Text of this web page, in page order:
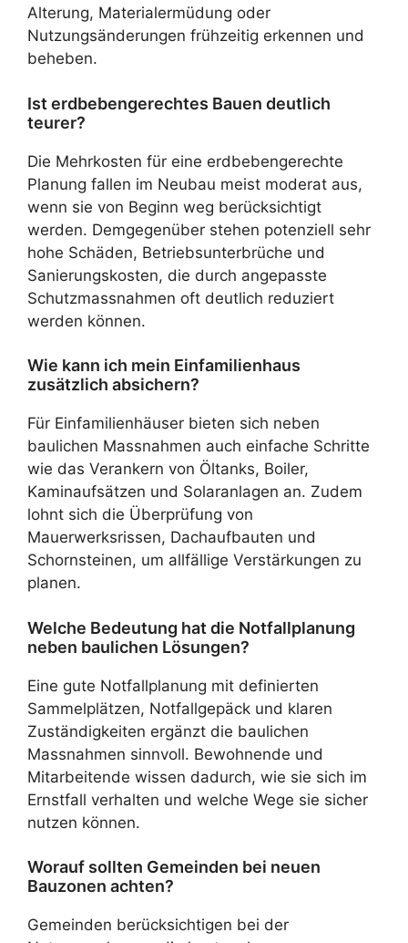
Alterung, Materialermüdung oder
Nutzungsänderungen frühzeitig erkennen und
beheben.
Ist erdbebengerechtes Bauen deutlich
teurer?
Die Mehrkosten für eine erdbebengerechte
Planung fallen im Neubau meist moderat aus,
wenn sie von Beginn weg berücksichtigt
werden. Demgegenüber stehen potenziell sehr
hohe Schäden, Betriebsunterbrüche und
Sanierungskosten, die durch angepasste
Schutzmassnahmen oft deutlich reduziert
werden können.
Wie kann ich mein Einfamilienhaus
zusätzlich absichern?
Für Einfamilienhäuser bieten sich neben
baulichen Massnahmen auch einfache Schritte
wie das Verankern von Öltanks, Boiler,
Kaminaufsätzen und Solaranlagen an. Zudem
lohnt sich die Überprüfung von
Mauerwerksrissen, Dachaufbauten und
Schornsteinen, um allfällige Verstärkungen zu
planen.
Welche Bedeutung hat die Notfallplanung
neben baulichen Lösungen?
Eine gute Notfallplanung mit definierten
Sammelplätzen, Notfallgepäck und klaren
Zuständigkeiten ergänzt die baulichen
Massnahmen sinnvoll. Bewohnende und
Mitarbeitende wissen dadurch, wie sie sich im
Ernstfall verhalten und welche Wege sie sicher
nutzen können.
Worauf sollten Gemeinden bei neuen
Bauzonen achten?
Gemeinden berücksichtigen bei der